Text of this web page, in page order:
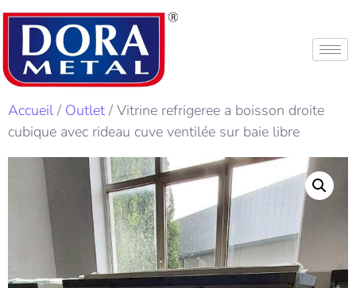
Accueil / Outlet / Vitrine refrigeree a boisson droite
cubique avec rideau cuve ventilée sur baie libre